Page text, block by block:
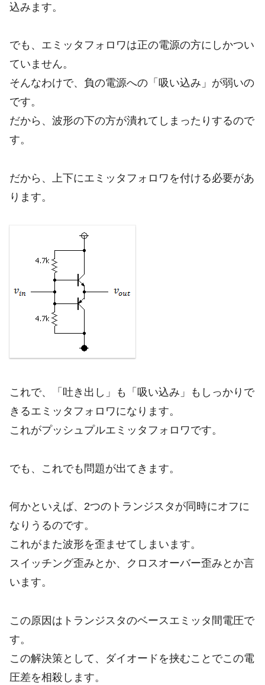
込みます。
でも、エミッタフォロワは正の電源の方にしかつい
ていません。
そんなわけで、負の電源への「吸い込み」が弱いの
です。
だから、波形の下の方が潰れてしまったりするので
す。
だから、上下にエミッタフォロワを付ける必要があ
ります。
これで、「吐き出し」も「吸い込み」もしっかりで
きるエミッタフォロワになります。
これがプッシュプルエミッタフォロワです。
でも、これでも問題が出てきます。
何かといえば、2つのトランジスタが同時にオフに
なりうるのです。
これがまた波形を歪ませてしまいます。
スイッチング歪みとか、クロスオーバー歪みとか言
います。
この原因はトランジスタのベースエミッタ間電圧で
す。
この解決策として、ダイオードを挟むことでこの電
圧差を相殺します。